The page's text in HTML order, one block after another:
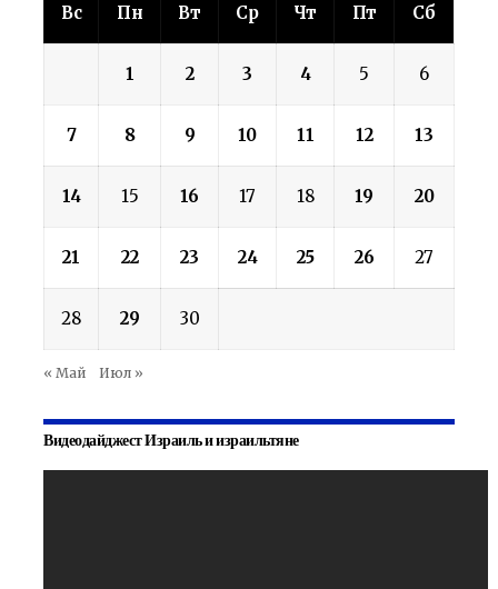
Вс Пн Вт Ср Чт Пт Сб
1 2 3 4 5 6
7 8 9 10 11 12 13
14 15 16 17 18 19 20
21 22 23 24 25 26 27
28 29 30
« Май Июл »
Видеодайджест Израиль и израильтяне